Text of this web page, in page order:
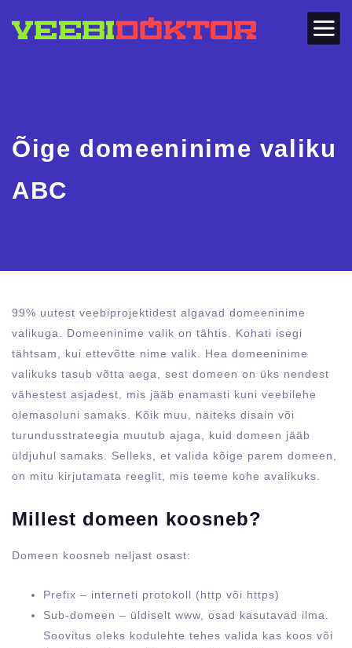
Õige domeeninime valiku
ABC
99% uutest veebiprojektidest algavad domeeninime
valikuga. Domeeninime valik on tähtis. Kohati isegi
tähtsam, kui ettevõtte nime valik. Hea domeeninime
valikuks tasub võtta aega, sest domeen on üks nendest
vähestest asjadest, mis jääb enamasti kuni veebilehe
olemasoluni samaks. Kõik muu, näiteks disain või
turundusstrateegia muutub ajaga, kuid domeen jääb
üldjuhul samaks. Selleks, et valida kõige parem domeen,
on mitu kirjutamata reeglit, mis teeme kohe avalikuks.
Millest domeen koosneb?
Domeen koosneb neljast osast:
Prefix – interneti protokoll (http või https)
Sub-domeen – üldiselt www, osad kasutavad ilma.
Soovitus oleks kodulehte tehes valida kas koos või